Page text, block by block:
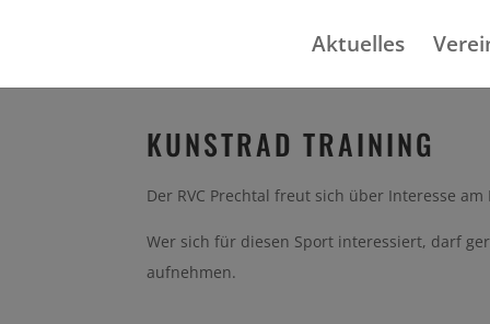
Aktuelles
KUNSTRAD TRAINING
Der RVC Prechtal freut sich über Interesse
Wer sich für diesen Sport interessiert, darf
aufnehmen.